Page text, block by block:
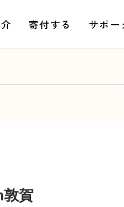
寄付する サポ
敦賀